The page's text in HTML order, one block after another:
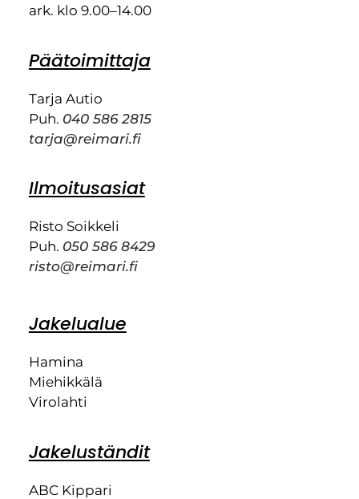
ark. klo 9.00–14.00
Päätoimittaja
Tarja Autio
Puh. 040 586 2815
tarja@reimari.fi
Ilmoitusasiat
Risto Soikkeli
Puh. 050 586 8429
risto@reimari.fi
Jakelualue
Hamina
Miehikkälä
Virolahti
Jakeluständit
ABC Kippari